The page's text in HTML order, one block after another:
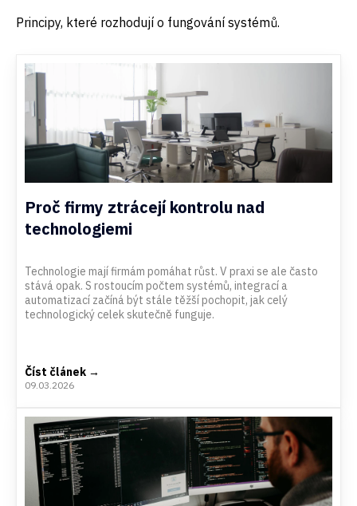
Principy, které rozhodují o fungování systémů.
Proč firmy ztrácejí kontrolu nad
technologiemi
Technologie mají firmám pomáhat růst. V praxi se ale často
stává opak. S rostoucím počtem systémů, integrací a
automatizací začíná být stále těžší pochopit, jak celý
technologický celek skutečně funguje.
Číst článek →
09.03.2026